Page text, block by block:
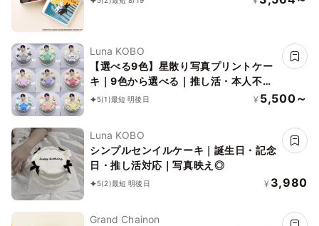
Luna KOBO
【選べる9色】星散り写真プリントケー
キ｜9色から選べる｜推し活・本人不在
の誕生日会
5(1)最短 明後日 ¥ 5,500～
Luna KOBO
シンプルセンイルケーキ｜誕生日・記念
日・推し活対応｜写真映え◎
5(2)最短 明後日 ¥ 3,980
Grand Chainon